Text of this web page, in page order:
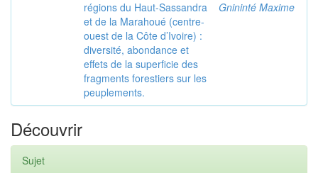
régions du Haut-Sassandra
et de la Marahoué (centre-
ouest de la Côte d’Ivoire) :
diversité, abondance et
effets de la superficie des
fragments forestiers sur les
peuplements.
Gnininté Maxime
Découvrir
Sujet